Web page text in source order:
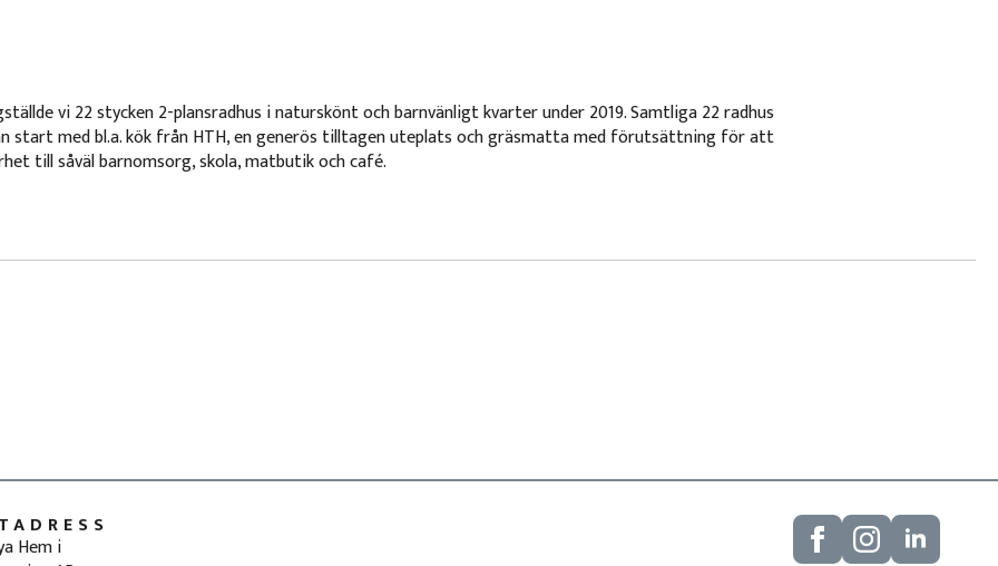
vi 22 stycken 2-plansradhus i naturskönt och barnvänligt kvarter under 2019. Samtliga 22 radhus
start med bl.a. kök från HTH, en generös tilltagen uteplats och gräsmatta med förutsättning för att
till såväl barnomsorg, skola, matbutik och café.
Hem i